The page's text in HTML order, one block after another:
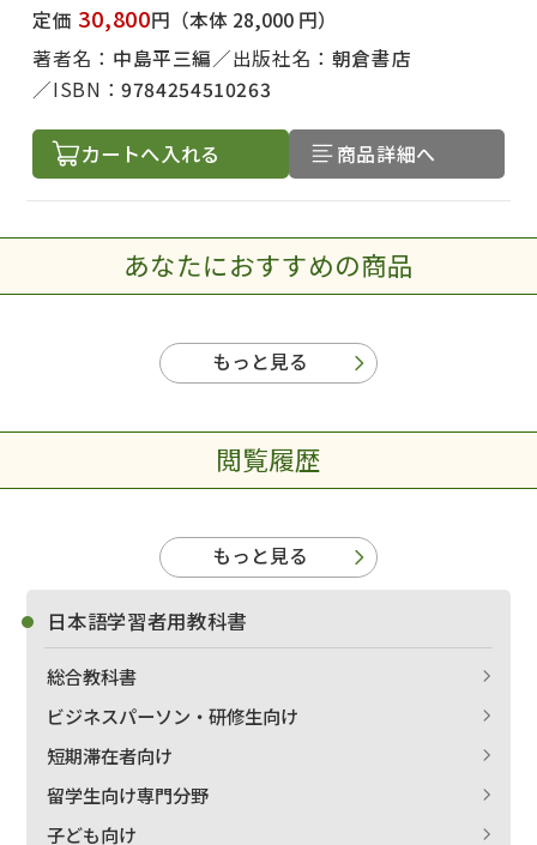
定価 30,800円 （本体 28,000 円）
著者名： 中島平三編 出版社名： 朝倉書店
ISBN：9784254510263
カートへ入れる 商品詳細へ
あなたにおすすめの商品
もっと見る
閲覧履歴
もっと見る
日本語学習者用教科書
総合教科書
ビジネスパーソン・研修生向け
短期滞在者向け
留学生向け専門分野
子ども向け